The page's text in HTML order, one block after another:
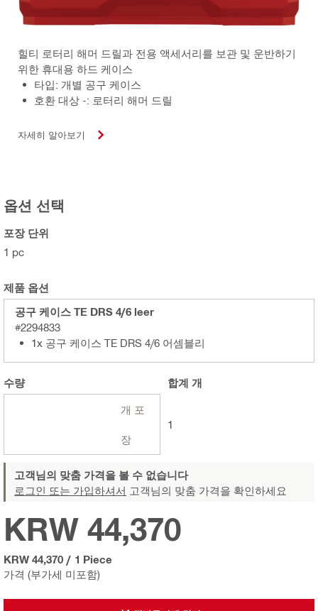
힐티 로터리 해머 드릴과 전용 액세서리를 보관 및 운반하기
위한 휴대용 하드 케이스
타입: 개별 공구 케이스
호환 대상 -: 로터리 해머 드릴
자세히 알아보기
옵션 선택
포장 단위
1 pc
제품 옵션
공구 케이스 TE DRS 4/6 leer
#2294833
1x 공구 케이스 TE DRS 4/6 어셈블리
수량
개 포
장
합계 개
1
고객님의 맞춤 가격을 볼 수 없습니다
로그인 또는 가입하셔서 고객님의 맞춤 가격을 확인하세요
가격 (부가세 미포함)
KRW 44,370
KRW 44,370 / 1 Piece